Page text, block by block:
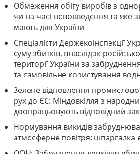
Обмеження обігу виробів з
чи на часі нововведення та яке
мають для України
Спеціалісти Держекоінспекції
суму збитків, внаслідок
території України за
та самовільне користування
Зелене відновлення
рух до ЄС: Міндовкілля з
доопрацьовують відповідний
Нормування викидів
атмосферне повітря: шпаргалка